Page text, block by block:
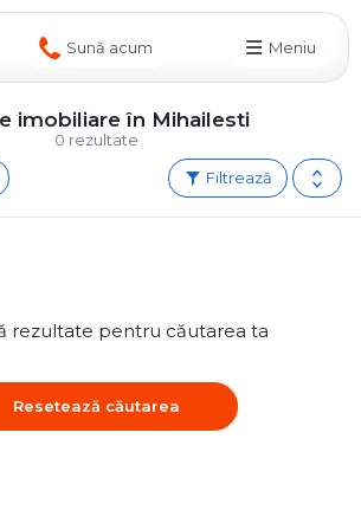
Sună acum Meniu
0 rezultate
imobiliare în Mihailesti
Filtrează
rezultate pentru căutarea ta
Resetează căutarea